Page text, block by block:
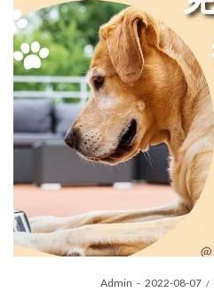
ByAdmin
Posted
2022-08-07